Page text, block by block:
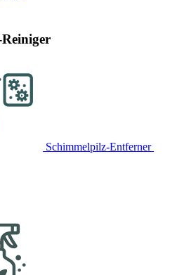
Schimmelpilz-Entferner